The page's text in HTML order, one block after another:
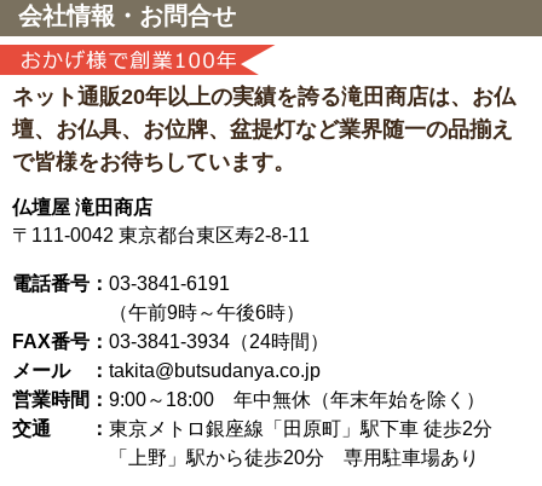
会社情報・お問合せ
ネット通販20年以上の実績を誇る滝田商店は、 お仏
壇、お仏具、お位牌、盆提灯など業界随一の品揃え
で皆様をお待ちしています。
仏壇屋 滝田商店
〒111-0042 東京都台東区寿2-8-11
電話番号： 03-3841-6191
（午前9時～午後6時）
FAX番号： 03-3841-3934（24時間）
メール ： takita@butsudanya.co.jp
営業時間： 9:00～18:00 年中無休（年末年始を除く）
交通 ： 東京メトロ銀座線「田原町」駅下車 徒歩2分
「上野」駅から徒歩20分 専用駐車場あり